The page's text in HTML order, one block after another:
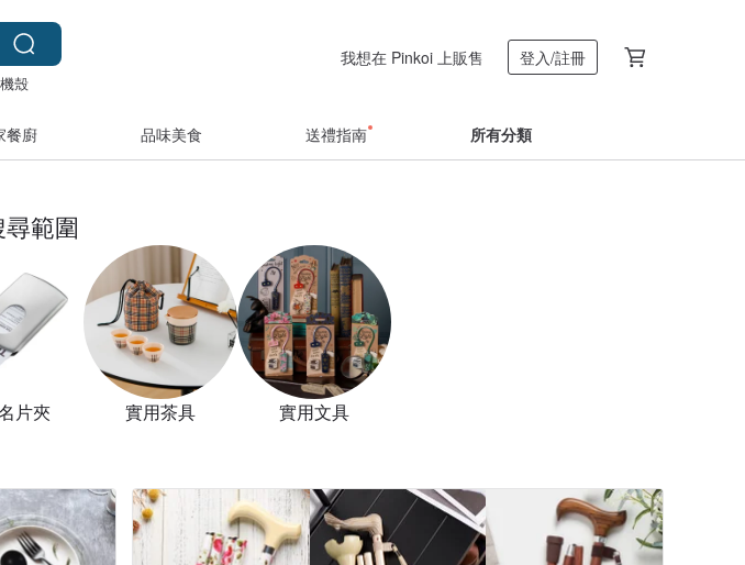
殼
我想在 Pinkoi 上販售 登入/註冊
餐廚 品味美食 送禮指南 所有分類
範圍
片夾 實用茶具 實用文具